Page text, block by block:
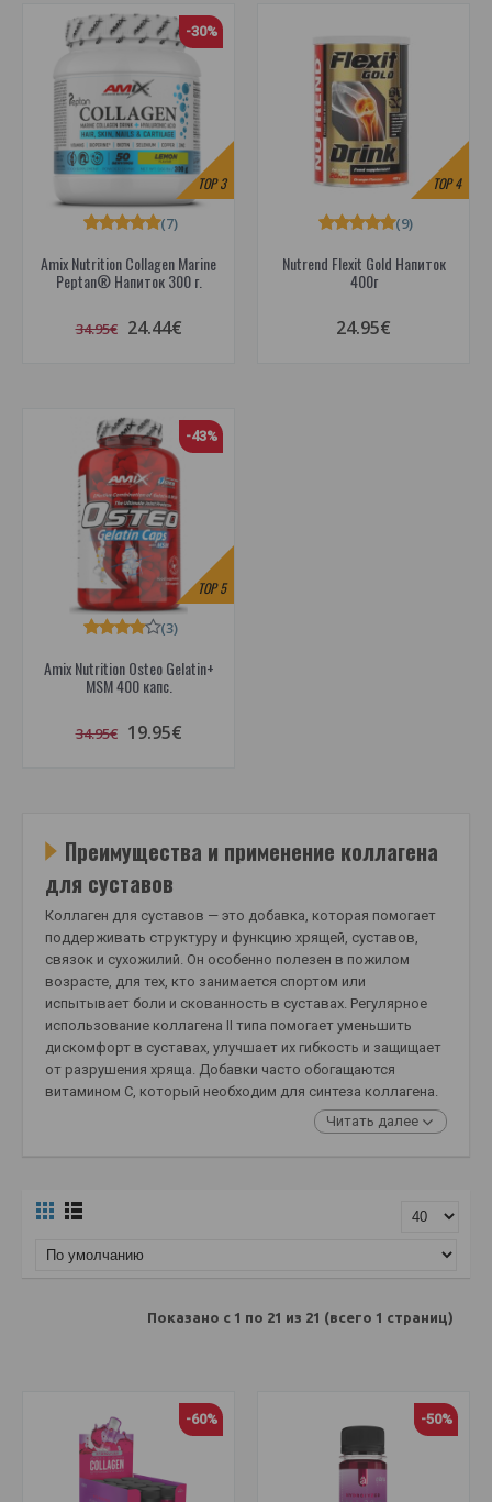
TOP3
-30%
Amix Nutrition Collagen Marine
Peptan® Напиток 300 г.
(7)
34.95€ 24.44€
TOP4
Nutrend Flexit Gold Напиток
400г
(9)
24.95€
TOP5
-43%
Amix Nutrition Osteo Gelatin+
MSM 400 капс.
(3)
34.95€ 19.95€
Преимущества и применение коллагена
для суставов
Коллаген для суставов — это добавка, которая помогает
поддерживать структуру и функцию хрящей, суставов,
связок и сухожилий. Он особенно полезен в пожилом
возрасте, для тех, кто занимается спортом или
испытывает боли и скованность в суставах. Регулярное
использование коллагена II типа помогает уменьшить
дискомфорт в суставах, улучшает их гибкость и защищает
от разрушения хряща. Добавки часто обогащаются
витамином С, который необходим для синтеза коллагена.
Читать далее
Показано с 1 по 21 из 21 (всего 1 страниц)
-60% -50%